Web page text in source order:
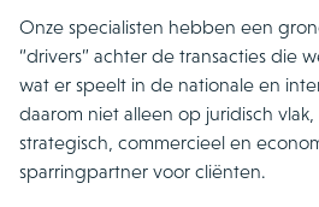
Onze specialisten hebben een
“drivers” achter de transacties die
wat er speelt in de nationale en
daarom niet alleen op juridisch
strategisch, commercieel en
sparringpartner voor cliënten.